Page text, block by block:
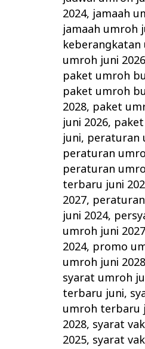
2024, jamaah
jamaah umroh
keberangkatan
umroh juni
paket umroh
paket umroh
2028, paket
juni 2026,
juni, peraturan
peraturan
peraturan
terbaru juni
2027,
juni 2024,
umroh juni
2024, promo
umroh juni
syarat umroh
terbaru juni,
umroh terbaru
2028, syarat
2025, syarat